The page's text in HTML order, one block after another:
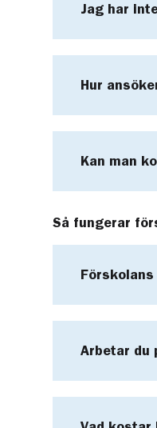
Jag har
Hur
Kan man
Så fungerar
Arbetar du